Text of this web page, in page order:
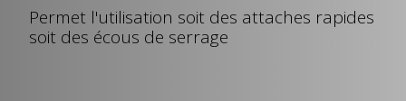
Permet l'utilisation soit des attaches rapides
soit des écous de serrage